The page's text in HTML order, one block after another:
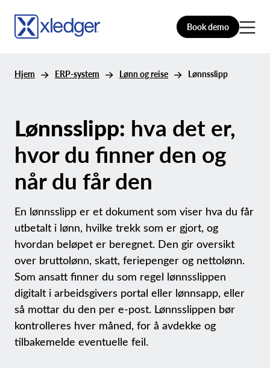
Book demo
Hjem ERP-system Lønn og reise Lønnsslipp
Lønnsslipp: hva det er,
hvor du finner den og
når du får den
En lønnsslipp er et dokument som viser hva du får
utbetalt i lønn, hvilke trekk som er gjort, og
hvordan beløpet er beregnet. Den gir oversikt
over bruttolønn, skatt, feriepenger og nettolønn.
Som ansatt finner du som regel lønnsslippen
digitalt i arbeidsgivers portal eller lønnsapp, eller
så mottar du den per e-post. Lønnsslippen bør
kontrolleres hver måned, for å avdekke og
tilbakemelde eventuelle feil.